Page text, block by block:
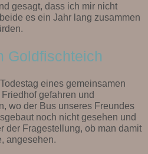
gesagt, dass ich mir nicht
es ein Jahr lang zusammen
Goldfischteich
eines gemeinsamen
gefahren und
wo der Bus unseres Freundes
noch nicht gesehen und
der Fragestellung, ob man damit
angesehen.